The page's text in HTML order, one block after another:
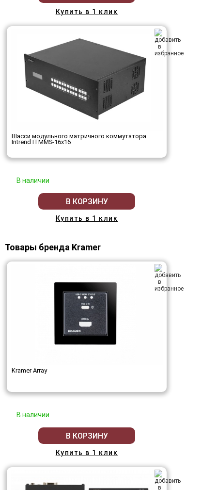
Купить в 1 клик
Шасси модульного матричного коммутатора
Intrend ITMMS-16x16
В наличии
В КОРЗИНУ
Купить в 1 клик
Товары бренда Kramer
Kramer Array
В наличии
В КОРЗИНУ
Купить в 1 клик